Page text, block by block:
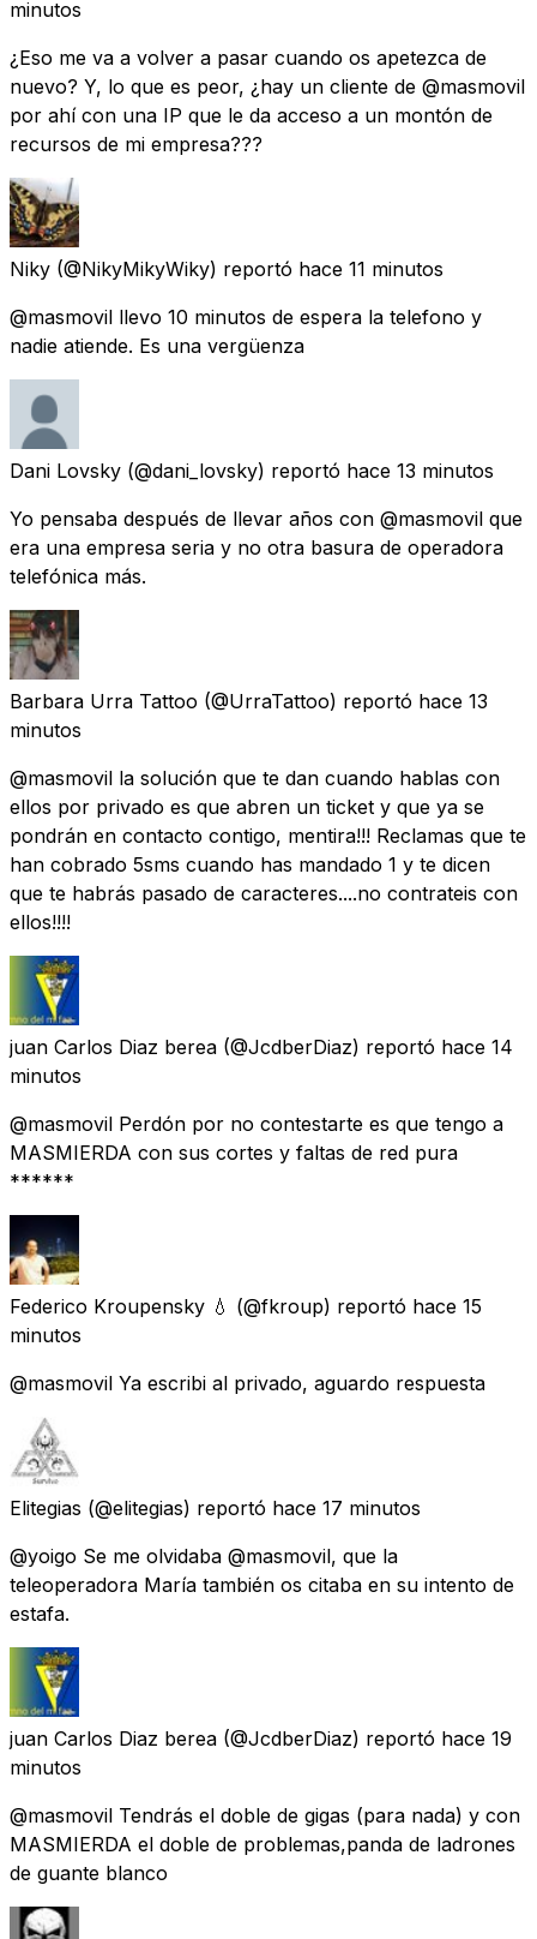
minutos
¿Eso me va a volver a pasar cuando os apetezca de
nuevo? Y, lo que es peor, ¿hay un cliente de @masmovil
por ahí con una IP que le da acceso a un montón de
recursos de mi empresa???
Niky (@NikyMikyWiky) reportó hace 11 minutos
@masmovil llevo 10 minutos de espera la telefono y
nadie atiende. Es una vergüenza
Dani Lovsky (@dani_lovsky) reportó hace 13 minutos
Yo pensaba después de llevar años con @masmovil que
era una empresa seria y no otra basura de operadora
telefónica más.
Barbara Urra Tattoo (@UrraTattoo) reportó hace 13
minutos
@masmovil la solución que te dan cuando hablas con
ellos por privado es que abren un ticket y que ya se
pondrán en contacto contigo, mentira!!! Reclamas que te
han cobrado 5sms cuando has mandado 1 y te dicen
que te habrás pasado de caracteres....no contrateis con
ellos!!!!
juan Carlos Diaz berea (@JcdberDiaz) reportó hace 14
minutos
@masmovil Perdón por no contestarte es que tengo a
MASMIERDA con sus cortes y faltas de red pura
******
Federico Kroupensky 💧 (@fkroup) reportó hace 15
minutos
@masmovil Ya escribi al privado, aguardo respuesta
Elitegias (@elitegias) reportó hace 17 minutos
@yoigo Se me olvidaba @masmovil, que la
teleoperadora María también os citaba en su intento de
estafa.
juan Carlos Diaz berea (@JcdberDiaz) reportó hace 19
minutos
@masmovil Tendrás el doble de gigas (para nada) y con
MASMIERDA el doble de problemas,panda de ladrones
de guante blanco